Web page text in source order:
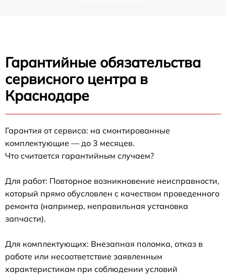
Гарантийные обязательства
сервисного центра в
Краснодаре
Гарантия от сервиса: на смонтированные
комплектующие — до 3 месяцев.
Что считается гарантийным случаем?
Для работ: Повторное возникновение неисправности,
который прямо обусловлен с качеством проведенного
ремонта (например, неправильная установка
запчасти).
Для комплектующих: Внезапная поломка, отказ в
работе или несоответствие заявленным
характеристикам при соблюдении условий